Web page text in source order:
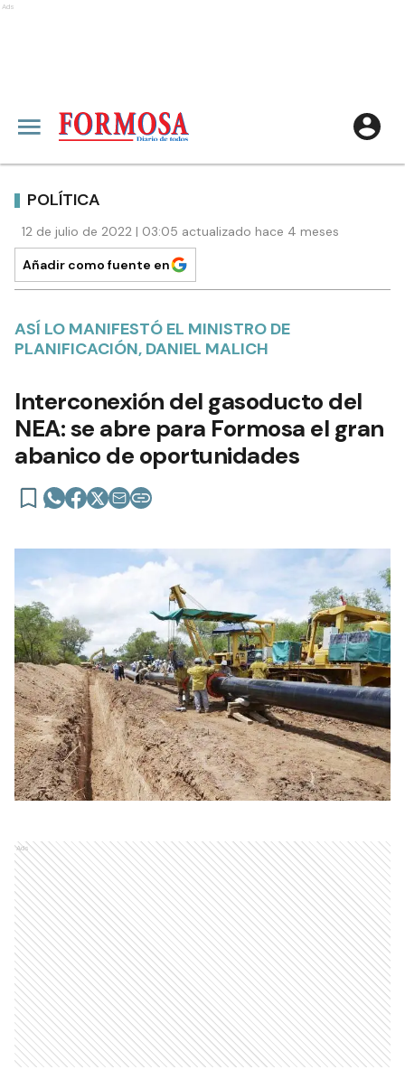
Ads
POLÍTICA
12 de julio de 2022 | 03:05 actualizado hace 4 meses
Añadir como fuente en
ASÍ LO MANIFESTÓ EL MINISTRO DE
PLANIFICACIÓN, DANIEL MALICH
Interconexión del gasoducto del
NEA: se abre para Formosa el gran
abanico de oportunidades
Ads